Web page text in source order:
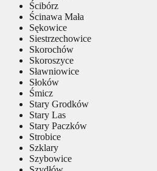
Ścibórz
Ścinawa Mała
Sękowice
Siestrzechowice
Skorochów
Skoroszyce
Sławniowice
Słoków
Śmicz
Stary Grodków
Stary Las
Stary Paczków
Strobice
Szklary
Szybowice